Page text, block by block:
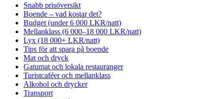
Snabb prisöversikt
Boende – vad kostar det?
Budget (under 6 000 LKR/natt)
Mellanklass (6 000–18 000 LKR/natt)
Lyx (18 000+ LKR/natt)
Tips för att spara på boende
Mat och dryck
Gatumat och lokala restauranger
Turistcaféer och mellanklass
Alkohol och drycker
Transport